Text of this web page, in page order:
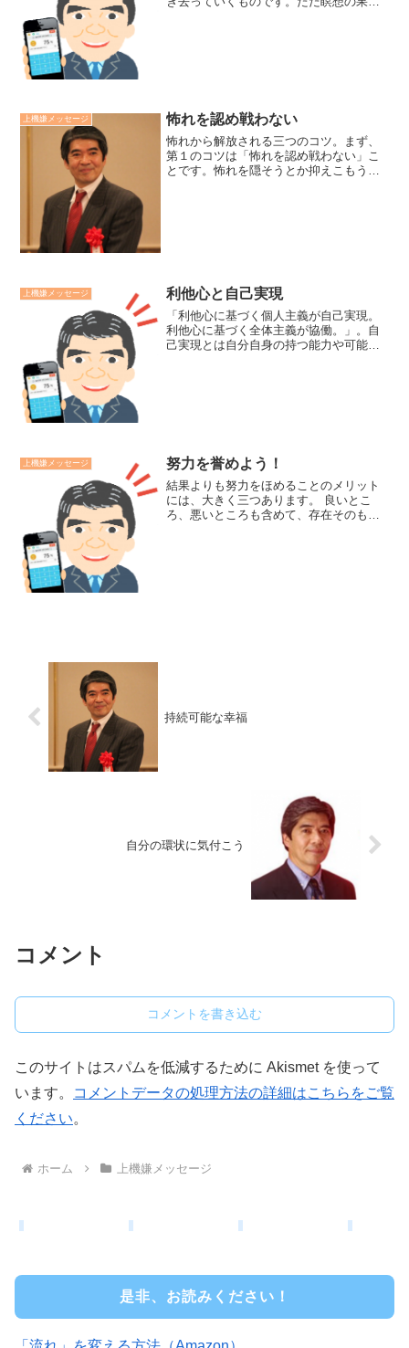
上機嫌メッセージ 怖れを認め戦わない
怖れから解放される三つのコツ。まず、
第１のコツは「怖れを認め戦わない」こ
とです。怖れを隠そうとか抑えこもうと
上機嫌メッセージ 利他心と自己実現
「利他心に基づく個人主義が自己実現。
利他心に基づく全体主義が協働。」。自
己実現とは自分自身の持つ能力や可能性
上機嫌メッセージ 努力を誉めよう！
結果よりも努力をほめることのメリット
には、大きく三つあります。 良いとこ
ろ、悪いところも含めて、存在そのもの
持続可能な幸福
自分の環状に気付こう
コメント
コメントを書き込む
このサイトはスパムを低減するために Akismet を使って
います。
コメントデータの処理方法の詳細はこちらをご覧
ください。
ホーム 上機嫌メッセージ
是非、お読みください！